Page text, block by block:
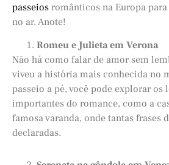
passeios românticos na Europa
no ar. Anote!
Romeu e Julieta em Verona
Não há como falar de amor sem
viveu a história mais conhecida no
passeio a pé, você pode explorar os
importantes do romance, como a
famosa varanda, onde tantas frases
declaradas.